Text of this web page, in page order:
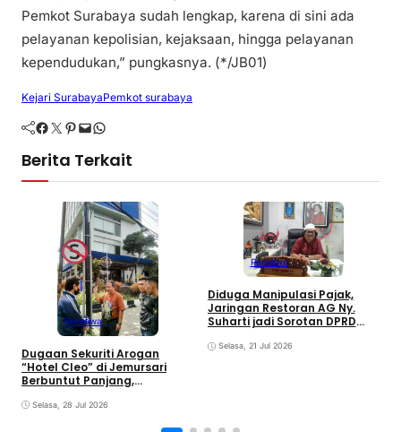
Pemkot Surabaya sudah lengkap, karena di sini ada
pelayanan kepolisian, kejaksaan, hingga pelayanan
kependudukan,” pungkasnya. (*/JB01)
Kejari SurabayaPemkot surabaya
Facebook Twitter Pinterest Mail WhatsApp
Berita Terkait
Peristiwa
Dugaan Sekuriti Arogan
“Hotel Cleo” di Jemursari
Berbuntut Panjang,
Mulai Dipertanyakan
Selasa, 28 Jul 2026
Peristiwa
Diduga Manipulasi Pajak,
Jaringan Restoran AG Ny.
Suharti jadi Sorotan DPRD
Selasa, 21 Jul 2026